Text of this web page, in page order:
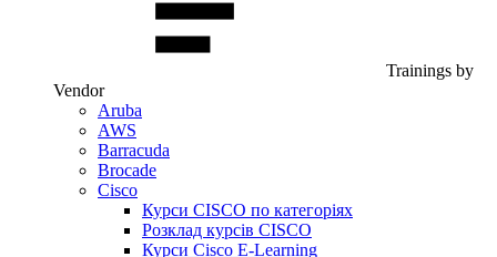
Trainings by
Vendor
Aruba
AWS
Barracuda
Brocade
Cisco
Курси CISCO по категоріях
Розклад курсів CISCO
Курси Cisco E-Learning